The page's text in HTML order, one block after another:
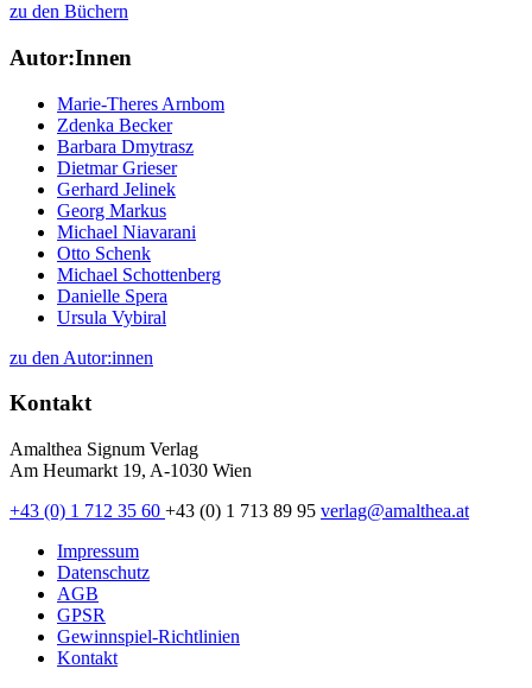
zu den Büchern
Autor:Innen
Marie-Theres Arnbom
Zdenka Becker
Barbara Dmytrasz
Dietmar Grieser
Gerhard Jelinek
Georg Markus
Michael Niavarani
Otto Schenk
Michael Schottenberg
Danielle Spera
Ursula Vybiral
zu den Autor:innen
Kontakt
Amalthea Signum Verlag
Am Heumarkt 19, A-1030 Wien
+43 (0) 1 712 35 60 +43 (0) 1 713 89 95 verlag@amalthea.at
Impressum
Datenschutz
AGB
GPSR
Gewinnspiel-Richtlinien
Kontakt